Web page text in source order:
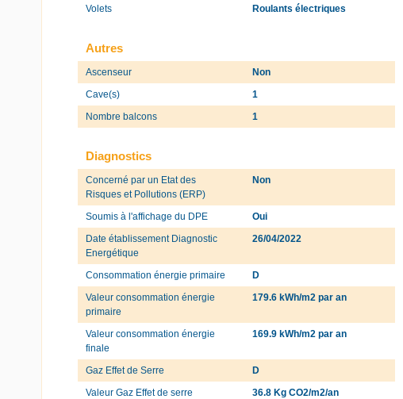
Volets
Roulants électriques
Autres
Ascenseur
Non
Cave(s)
1
Nombre balcons
1
Diagnostics
Concerné par un Etat des
Risques et Pollutions (ERP)
Non
Soumis à l'affichage du DPE
Oui
Date établissement Diagnostic
Energétique
26/04/2022
Consommation énergie primaire
D
Valeur consommation énergie
primaire
179.6 kWh/m2 par an
Valeur consommation énergie
finale
169.9 kWh/m2 par an
Gaz Effet de Serre
D
Valeur Gaz Effet de serre
36.8 Kg CO2/m2/an